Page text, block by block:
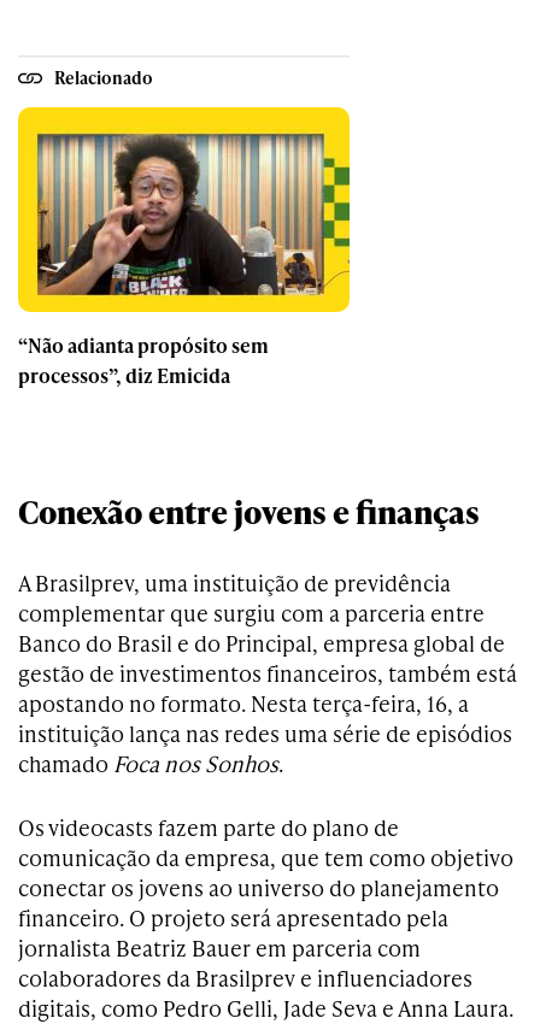
Relacionado
“Não adianta propósito sem
processos”, diz Emicida
Conexão entre jovens e finanças
A Brasilprev, uma instituição de previdência
complementar que surgiu com a parceria entre
Banco do Brasil e do Principal, empresa global de
gestão de investimentos financeiros, também está
apostando no formato. Nesta terça-feira, 16, a
instituição lança nas redes uma série de episódios
chamado Foca nos Sonhos.
Os videocasts fazem parte do plano de
comunicação da empresa, que tem como objetivo
conectar os jovens ao universo do planejamento
financeiro. O projeto será apresentado pela
jornalista Beatriz Bauer em parceria com
colaboradores da Brasilprev e influenciadores
digitais, como Pedro Gelli, Jade Seva e Anna Laura.